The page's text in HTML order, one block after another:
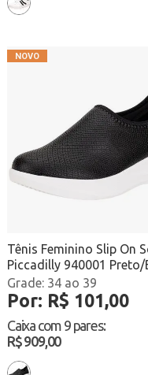
Tênis Feminino Slip On
Piccadilly 940001 Preto/
Atacado34 ao 39
Por: R$ 101,00
Caixa com 9 pares:
R$ 909,00